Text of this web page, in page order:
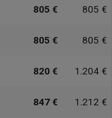
805 € 805 €
805 € 805 €
820 € 1.204 €
847 € 1.212 €